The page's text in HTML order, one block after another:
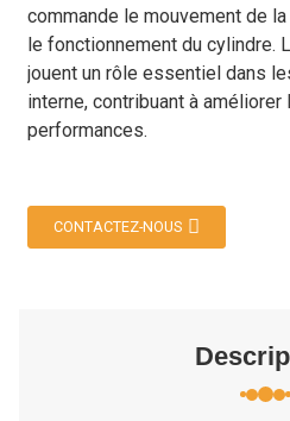
commande le mouvement de
le fonctionnement du cylindre.
jouent un rôle essentiel dans
interne, contribuant à
performances.
CONTACTEZ-NOUS